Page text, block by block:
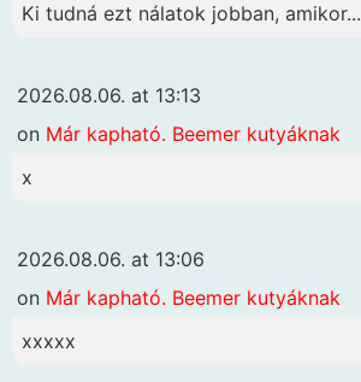
Ki tudná ezt nálatok jobban, amikor...
2026.08.06. at 13:13
on Már kapható. Beemer kutyáknak
x
2026.08.06. at 13:06
on Már kapható. Beemer kutyáknak
xxxxx